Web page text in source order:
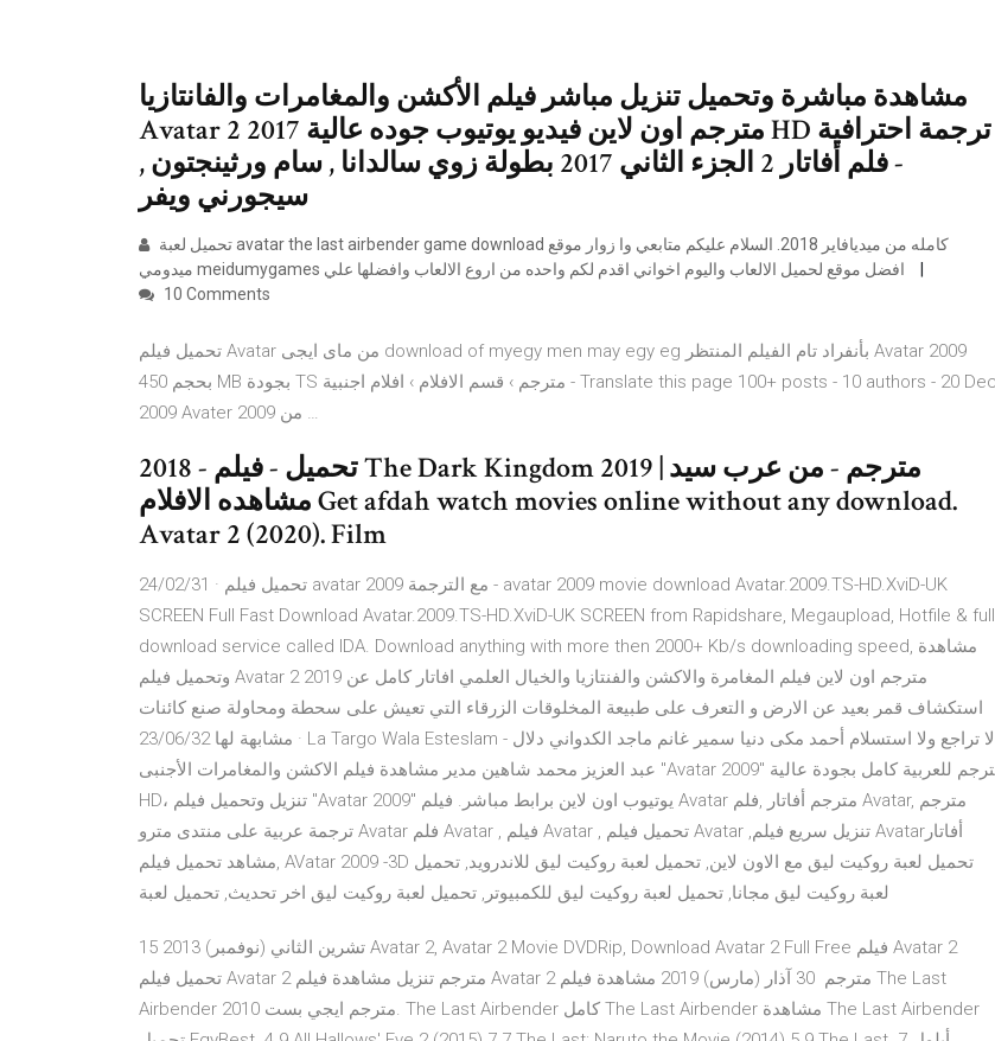
مشاهدة مباشرة وتحميل تنزيل مباشر فيلم الأكشن والمغامرات والفانتازيا
Avatar 2 2017 مترجم اون لاين فيديو يوتيوب جوده عالية HD ترجمة احترافية
- فلم أفاتار 2 الجزء الثاني 2017 بطولة زوي سالدانا , سام ورثينجتون ,
سيجورني ويفر
10 Comments
تحميل فيلم Avatar من ماى ايجى download of myegy men may egy eg بأنفراد تام الفيلم المنتظر Avatar 2009
بحجم 450 MB بجودة TS مترجم › قسم الافلام › افلام اجنبية - Translate this page 100+ posts - 10 authors - 20 Dec
2009 Avater 2009 من …
2018 - تحميل - فيلم The Dark Kingdom 2019 مترجم - من عرب سيد |
مشاهده الافلام Get afdah watch movies online without any download.
Avatar 2 (2020). Film
24/02/31 · تحميل فيلم avatar 2009 مع الترجمة - avatar 2009 movie download Avatar.2009.TS-HD.XviD-UK
SCREEN Full Fast Download Avatar.2009.TS-HD.XviD-UK SCREEN from Rapidshare, Megaupload, Hotfile & full
download service called IDA. Download anything with more then 2000+ Kb/s downloading speed, مشاهدة
وتحميل فيلم Avatar 2 2019 مترجم اون لاين فيلم المغامرة والاكشن والفنتازيا والخيال العلمي افاتار كامل عن
استكشاف قمر بعيد عن الارض و التعرف على طبيعة المخلوقات الزرقاء التي تعيش على سحطة ومحاولة صنع كائنات
مشابهة لها 23/06/32 · La Targo Wala Esteslam - لا تراجع ولا استسلام أحمد مكى دنيا سمير غانم ماجد الكدواني دلال
عبد العزيز محمد شاهين مدير مشاهدة فيلم الاكشن والمغامرات الأجنبى "Avatar 2009" مترجم للعربية كامل بجودة عالية
HD، تنزيل وتحميل فيلم "Avatar 2009" يوتيوب اون لاين برابط مباشر. فيلم Avatar مترجم أفاتار ,فلم Avatar, مترجم
ترجمة عربية على منتدى مترو Avatar فلم Avatar , فيلم Avatar , تحميل فيلم Avatar ,تنزيل سريع فيلم Avatarأفاتار
,مشاهد تحميل فيلم AVatar 2009 -3D تحميل لعبة روكيت ليق مع الاون لاين, تحميل لعبة روكيت ليق للاندرويد, تحميل
لعبة روكيت ليق مجانا, تحميل لعبة روكيت ليق للكمبيوتر, تحميل لعبة روكيت ليق اخر تحديث, تحميل لعبة
15 تشرين الثاني (نوفمبر) 2013 Avatar 2, Avatar 2 Movie DVDRip, Download Avatar 2 Full Free فيلم Avatar 2
تحميل فيلم Avatar 2 مترجم تنزيل مشاهدة فيلم Avatar 2 مترجم 30 آذار (مارس) 2019 مشاهدة فيلم The Last
Airbender 2010 مترجم ايجي بست. The Last Airbender كامل The Last Airbender مشاهدة The Last Airbender